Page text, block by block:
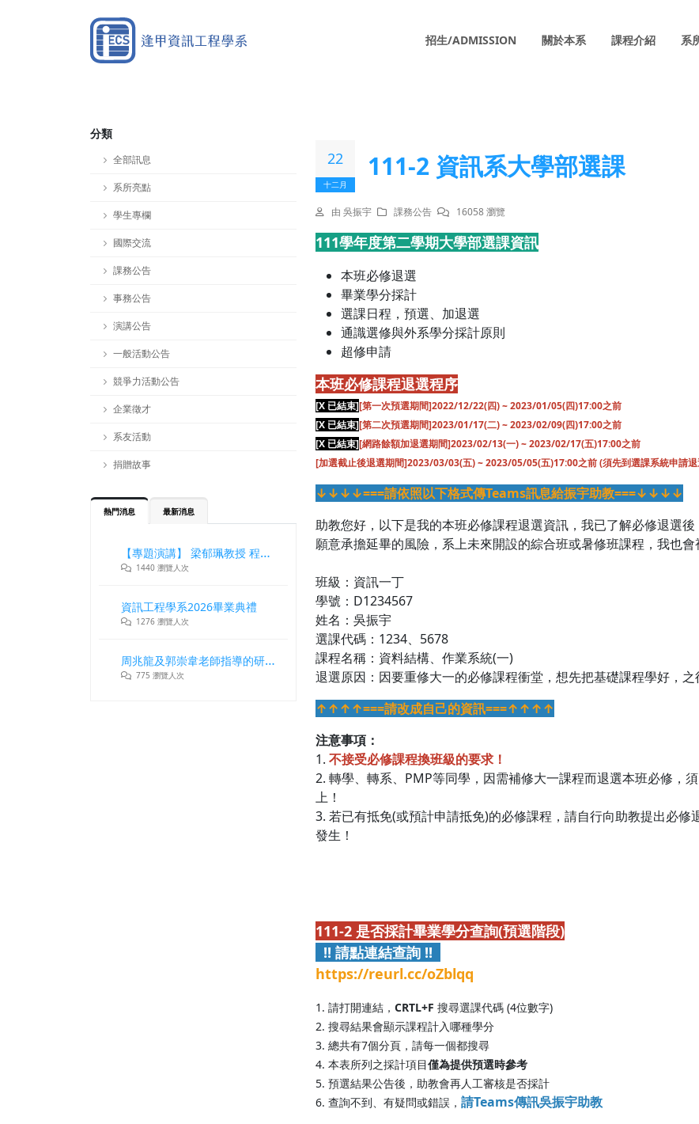
招生/ADMISSION 關於本系 課程介紹 系
分類
全部訊息
系所亮點
學生專欄
國際交流
課務公告
事務公告
演講公告
一般活動公告
競爭力活動公告
企業徵才
系友活動
捐贈故事
熱門消息 最新消息
【專題演講】 梁郁珮教授 程式設計師在新世代記憶體與儲存系統中的角色與挑戰
1440 瀏覽人次
資訊工程學系2026畢業典禮
1276 瀏覽人次
周兆龍及郭崇韋老師指導的研究團隊獲DLT2026最佳論文獎
775 瀏覽人次
22
十二月
111-2 資訊系大學部選課
由 吳振宇 課務公告 16058 瀏覽
111學年度第二學期大學部選課資訊
本班必修退選
畢業學分採計
選課日程，預選、加退選
通識選修與外系學分採計原則
超修申請
本班必修課程退選程序
[X 已結束][第一次預選期間]2022/12/22(四) ~ 2023/01/05(四)17:00之前
[X 已結束][第二次預選期間]2023/01/17(二) ~ 2023/02/09(四)17:00之前
[X 已結束][網路餘額加退選期間]2023/02/13(一) ~ 2023/02/17(五)17:00之前
[加選截止後退選期間]2023/03/03(五) ~ 2023/05/05(五)17:00之前 (須先到選課系統申請
↓↓↓↓===請依照以下格式傳Teams訊息給振宇助教===↓↓↓↓
助教您好，以下是我的本班必修課程退選資訊，我已了解必修退選
願意承擔延畢的風險，系上未來開設的綜合班或暑修班課程，我也會
班級：資訊一丁
學號：D1234567
姓名：吳振宇
選課代碼：1234、5678
課程名稱：資料結構、作業系統(一)
退選原因：因要重修大一的必修課程衝堂，想先把基礎課程學好，之
↑↑↑↑===請改成自己的資訊===↑↑↑↑
注意事項：
1. 不接受必修課程換班級的要求！
2. 轉學、轉系、PMP等同學，因需補修大一課程而退選本班必修，
上！
3. 若已有抵免(或預計申請抵免)的必修課程，請自行向助教提出必
發生！
111-2 是否採計畢業學分查詢(預選階段)
!! 請點連結查詢 !!
https://reurl.cc/oZblqq
1. 請打開連結， CRTL+F 搜尋選課代碼 (4位數字)
2. 搜尋結果會顯示課程計入哪種學分
3. 總共有7個分頁，請每一個都搜尋
4. 本表所列之採計項目僅為提供預選時參考
5. 預選結果公告後，助教會再人工審核是否採計
6. 查詢不到、有疑問或錯誤， 請Teams傳訊吳振宇助教